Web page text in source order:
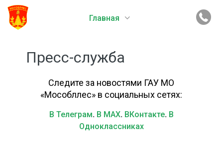
Главная
Пресс-служба
Следите за новостями ГАУ МО
«Мособллес» в социальных сетях:
В Телеграм. В MAX. ВКонтакте. В
Одноклассниках